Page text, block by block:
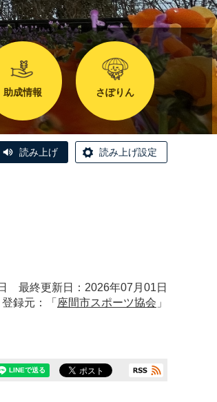
助成情報 さぽりん
読み上げ 読み上げ設定
最終更新日：2026年07月01日
登録元：「 座間市スポーツ協会 」